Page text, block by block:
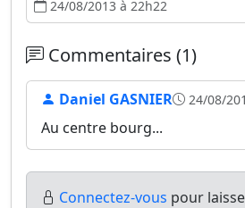
24/08/2013 à 22h22
Commentaires (1)
Daniel GASNIER 24/08/
Au centre bourg...
Connectez-vous pour